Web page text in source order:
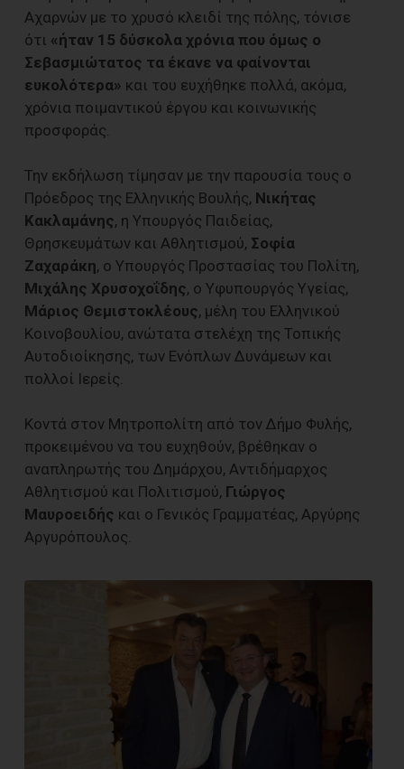
Αχαρνών με το χρυσό κλειδί της πόλης, τόνισε
ότι «ήταν 15 δύσκολα χρόνια που όμως ο
Σεβασμιώτατος τα έκανε να φαίνονται
ευκολότερα» και του ευχήθηκε πολλά, ακόμα,
χρόνια ποιμαντικού έργου και κοινωνικής
προσφοράς.
Την εκδήλωση τίμησαν με την παρουσία τους ο
Πρόεδρος της Ελληνικής Βουλής, Νικήτας
Κακλαμάνης, η Υπουργός Παιδείας,
Θρησκευμάτων και Αθλητισμού, Σοφία
Ζαχαράκη, ο Υπουργός Προστασίας του Πολίτη,
Μιχάλης Χρυσοχοΐδης, ο Υφυπουργός Υγείας,
Μάριος Θεμιστοκλέους, μέλη του Ελληνικού
Κοινοβουλίου, ανώτατα στελέχη της Τοπικής
Αυτοδιοίκησης, των Ενόπλων Δυνάμεων και
πολλοί Ιερείς.
Κοντά στον Μητροπολίτη από τον Δήμο Φυλής,
προκειμένου να του ευχηθούν, βρέθηκαν ο
αναπληρωτής του Δημάρχου, Αντιδήμαρχος
Αθλητισμού και Πολιτισμού, Γιώργος
Μαυροειδής και ο Γενικός Γραμματέας, Αργύρης
Αργυρόπουλος.